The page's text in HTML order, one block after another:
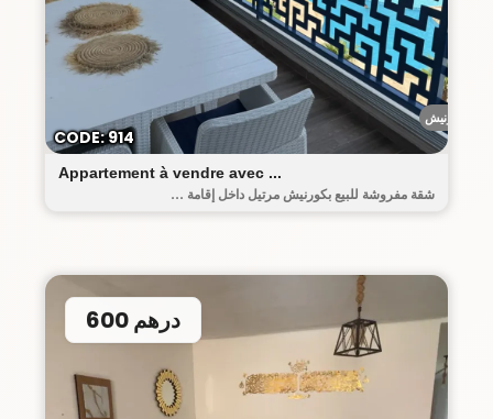
الكورنيش
Appartement à vendre avec ...
شقة مفروشة للبيع بكورنيش مرتيل داخل إقامة ...
CODE: 914
600 درهم